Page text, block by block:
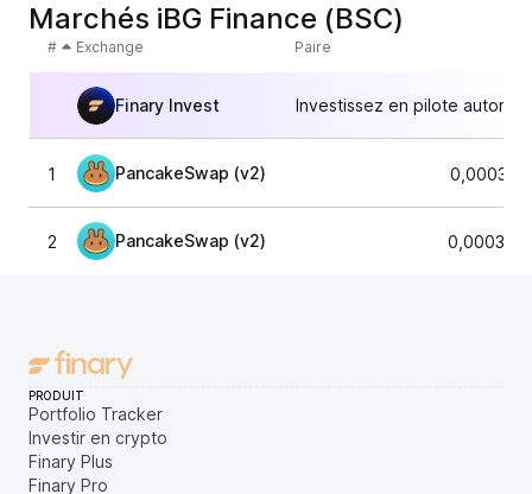
Marchés iBG Finance (BSC)
# Exchange Paire
Finary Invest Investissez en pilote
1 PancakeSwap (v2)
2 PancakeSwap (v2)
PRODUIT
Portfolio Tracker
Investir en crypto
Finary Plus
Finary Pro